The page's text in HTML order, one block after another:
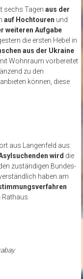
sechs Tagen aus der
auf Hochtouren und
weiteren Aufgabe
die ersten Hebel in
aus der Ukraine
Wohnraum vorbereitet
zu den
können, diese
aus Langenfeld aus:
wird die
zuständigen Bundes-
haben am